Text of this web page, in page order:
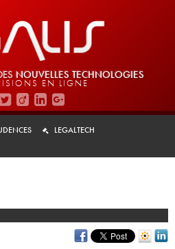
NOUVELLES TECHNOLOGIES
EN LIGNE
LEGALTECH